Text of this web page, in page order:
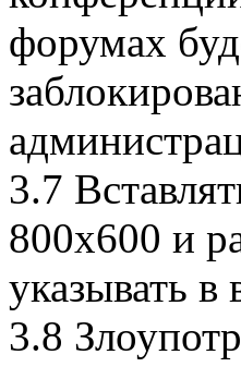
форумах
3.7
800x600 и
указывать
3.8